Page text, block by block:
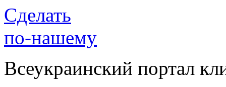
Сделать
по-нашему
Всеукраинский портал